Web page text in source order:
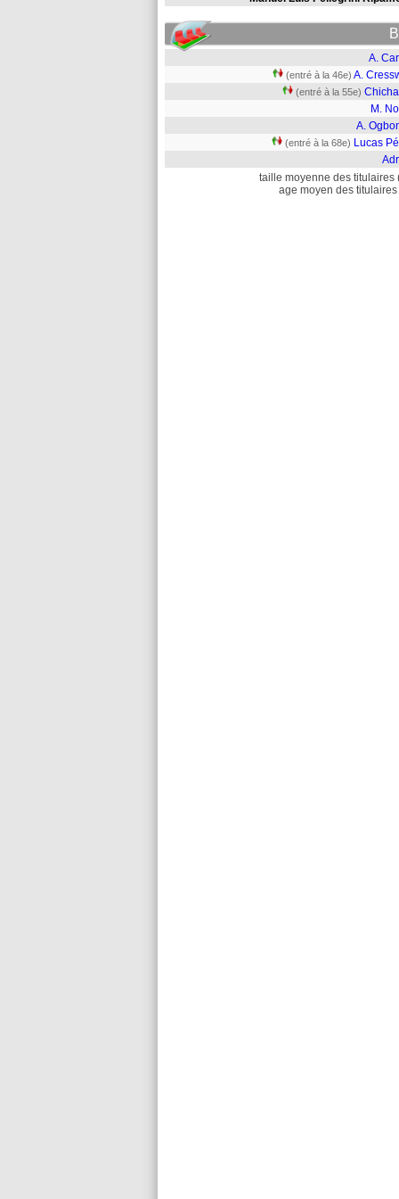
A.
(entré à la 46e) A.
(entré à la 55e)
M.
A.
(entré à la 68e) Lucas
taille moyenne des titulaires
age moyen des titulaires